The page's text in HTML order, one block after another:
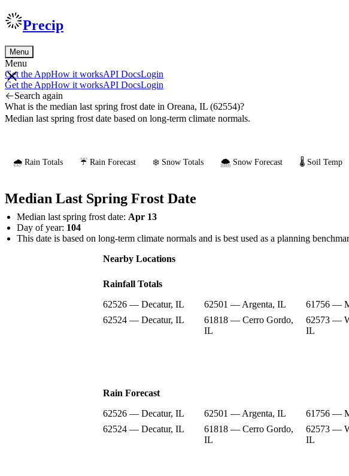
Precip
Menu
Menu
Get the AppHow it worksAPI DocsLogin
Get the AppHow it worksAPI DocsLogin
Search again
What is the median last spring frost date in Oreana, IL (62554)?
Median last spring frost date based on long-term climate normals.
🌧️ Rain Totals ☔ Rain Forecast ❄️ Snow Totals 🌨️ Snow Forecast 🌡️ Soil Temp
Median Last Spring Frost Date
Median last spring frost date: Apr 13
Day of year: 104
This date is based on long-term climate normals and is best used as a planning
Nearby Locations
Rainfall Totals
62526 — Decatur, IL
62501 — Argenta, IL 61756 —
62524 — Decatur, IL
61818 — Cerro Gordo,
IL
62573 —
IL
Rain Forecast
62526 — Decatur, IL
62501 — Argenta, IL 61756 —
62524 — Decatur, IL
61818 — Cerro Gordo,
IL
62573 —
IL